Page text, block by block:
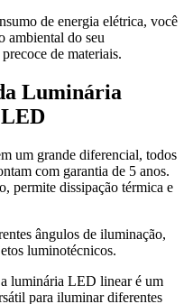
de energia elétrica, você
ambiental do seu
de materiais.
Luminária
um grande diferencial, todos
com garantia de 5 anos.
permite dissipação térmica e
ângulos de iluminação,
luminotécnicos.
luminária LED linear é um
para iluminar diferentes